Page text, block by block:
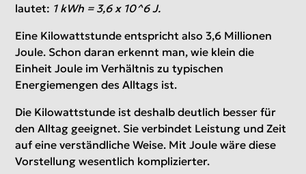
lautet: 1 kWh = 3,6 x 10^6 J.
Eine Kilowattstunde entspricht also 3,6 Millionen
Joule. Schon daran erkennt man, wie klein die
Einheit Joule im Verhältnis zu typischen
Energiemengen des Alltags ist.
Die Kilowattstunde ist deshalb deutlich besser für
den Alltag geeignet. Sie verbindet Leistung und Zeit
auf eine verständliche Weise. Mit Joule wäre diese
Vorstellung wesentlich komplizierter.